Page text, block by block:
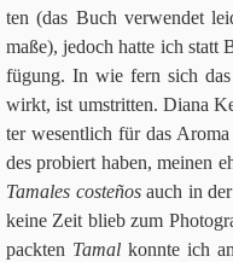
ten (das Buch ver­wen­det
maße), jedoch hatte ich statt
fü­gung. In wie fern sich
wirkt, ist umstrit­ten. Diana
ter wesent­lich für das
des pro­biert haben, mei­nen
Tama­les coste­ñosauch in der
keine Zeit blieb zum
pack­ten Tamal konnte ich